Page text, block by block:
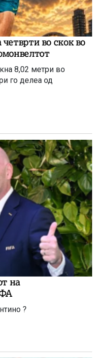
во скок во
8,02 метри во
го делеа од
на
?